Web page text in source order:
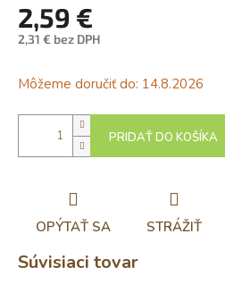
2,59 €
2,31 € bez DPH
cena:
Môžeme doručiť do: 14.8.2026
PRIDAŤ DO KOŠÍKA
OPÝTAŤ SA STRÁŽIŤ
Súvisiaci tovar